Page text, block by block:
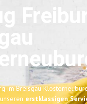
im Breisgau
erstklassigen